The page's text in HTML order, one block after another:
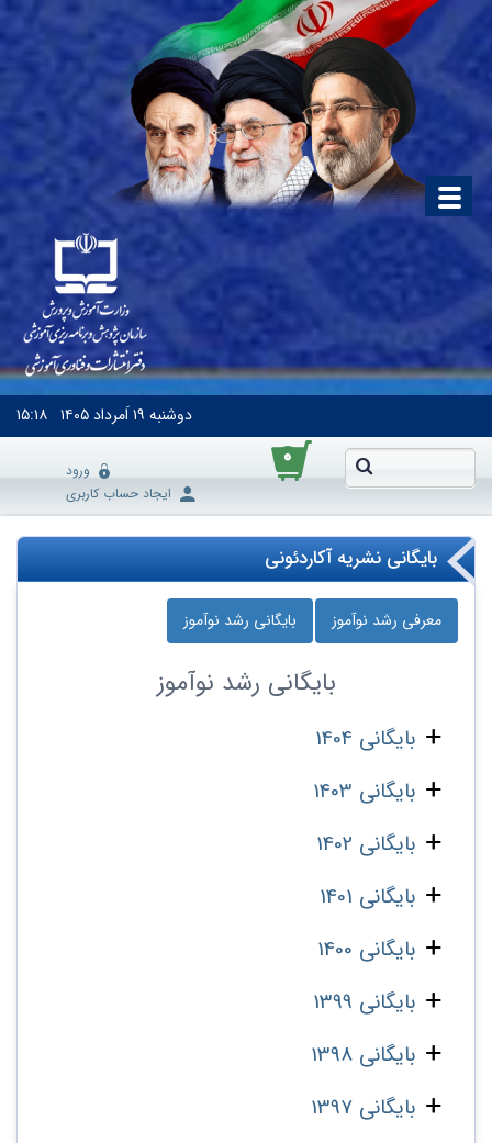
دوشنبه ۱۹ اَمرداد ۱۴۰۵ ۱۵:۱۸
۰
ورود
ایجاد حساب کاربری
بایگانی نشریه آکاردئونی
معرفی رشد نوآموز بایگانی رشد نوآموز
بایگانی رشد نوآموز
بایگانی 1404
بایگانی 1403
بایگانی 1402
بایگانی 1401
بایگانی 1400
بایگانی 1399
بایگانی 1398
بایگانی 1397